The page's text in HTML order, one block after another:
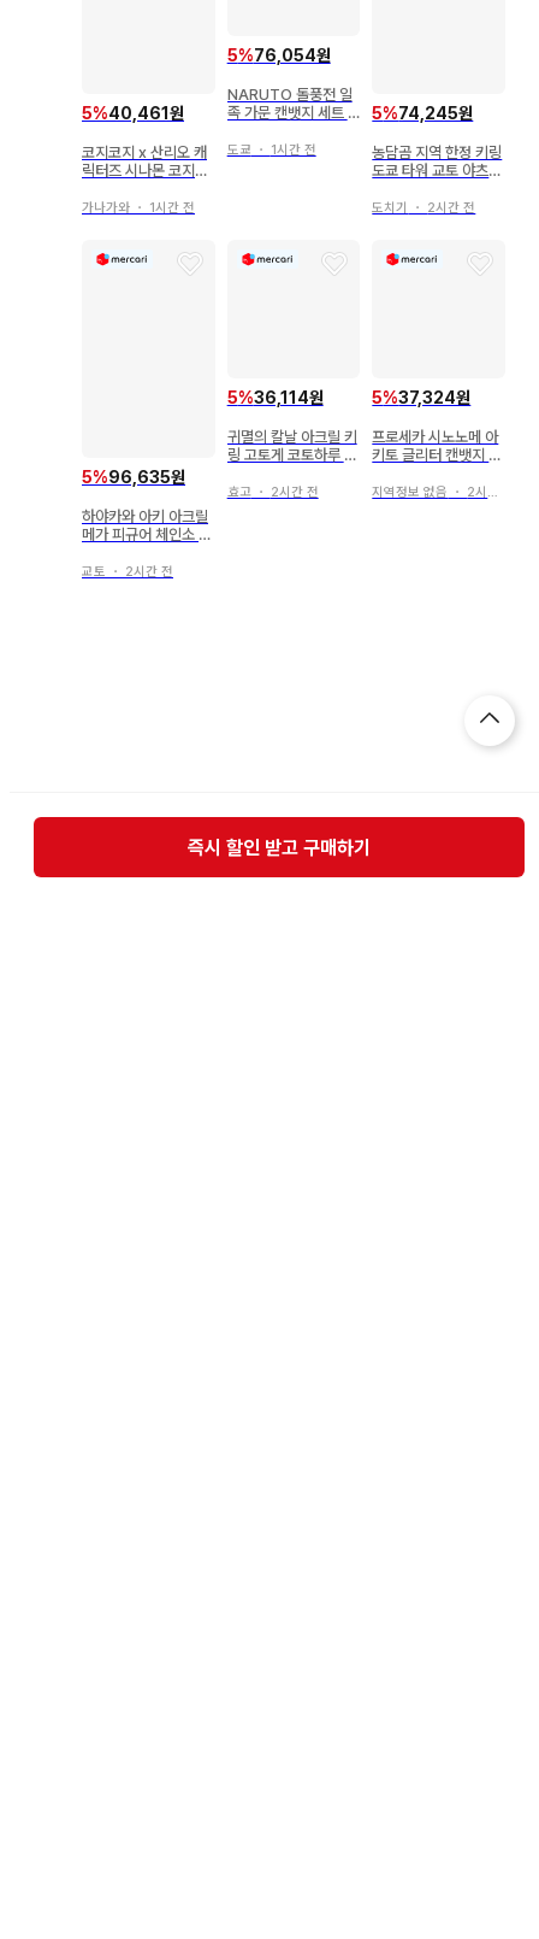
5%40,461원
코지코지 x 산리오 캐
릭터즈 시나몬 코지코
가나가와 ・ 1시간 전
5%76,054원
NARUTO 돌풍전 일
족 가문 캔뱃지 세트 G
도쿄 ・ 1시간 전
5%74,245원
농담곰 지역 한정 키링
도쿄 타워 교토 야츠하
도치기 ・ 2시간 전
5%96,635원
하야카와 아키 아크릴
메가 피규어 체인소 맨
교토 ・ 2시간 전
5%36,114원
귀멸의 칼날 아크릴 키
링 고토게 코토하루 원
효고・ 2시간 전
5%37,324원
프로세카 시노노메 아
키토 글리터 캔뱃지 묶
지역정보 없음 ・ 2시간 전
즉시 할인 받고 구매하기